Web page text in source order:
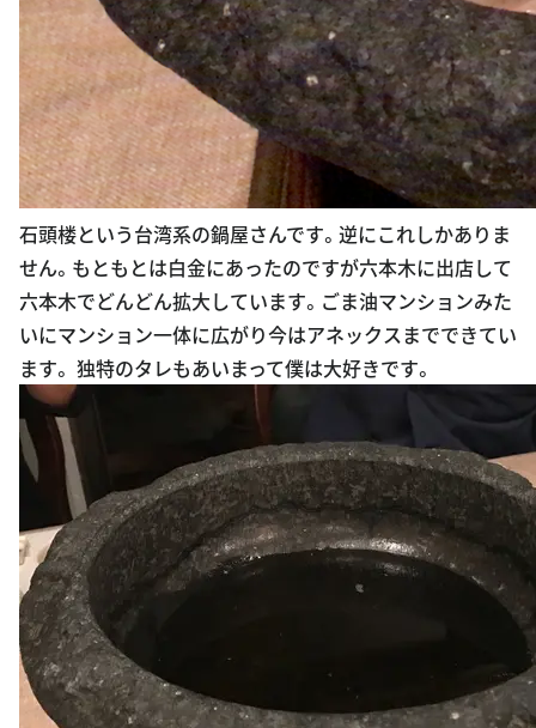
石頭楼という台湾系の鍋屋さんです。逆にこれしかありま
せん。もともとは白金にあったのですが六本木に出店して
六本木でどんどん拡大しています。ごま油マンションみた
いにマンション一体に広がり今はアネックスまでできてい
ます。 独特のタレもあいまって僕は大好きです。